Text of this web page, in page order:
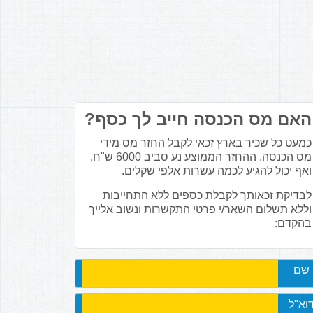
האם מס הכנסה חייב לך כסף?
כמעט כל שכיר בארץ זכאי לקבל החזר מס מידי
מס הכנסה. ההחזר הממוצע נע סביב 6000 ש"ח,
ואף יכול להגיע לכמה עשרות אלפי שקלים.
לבדיקת זכאותך לקבלת כספים ללא התחייבות
וללא תשלום השאר/י פרטי התקשרות ונשוב אלייך
בהקדם:
שם